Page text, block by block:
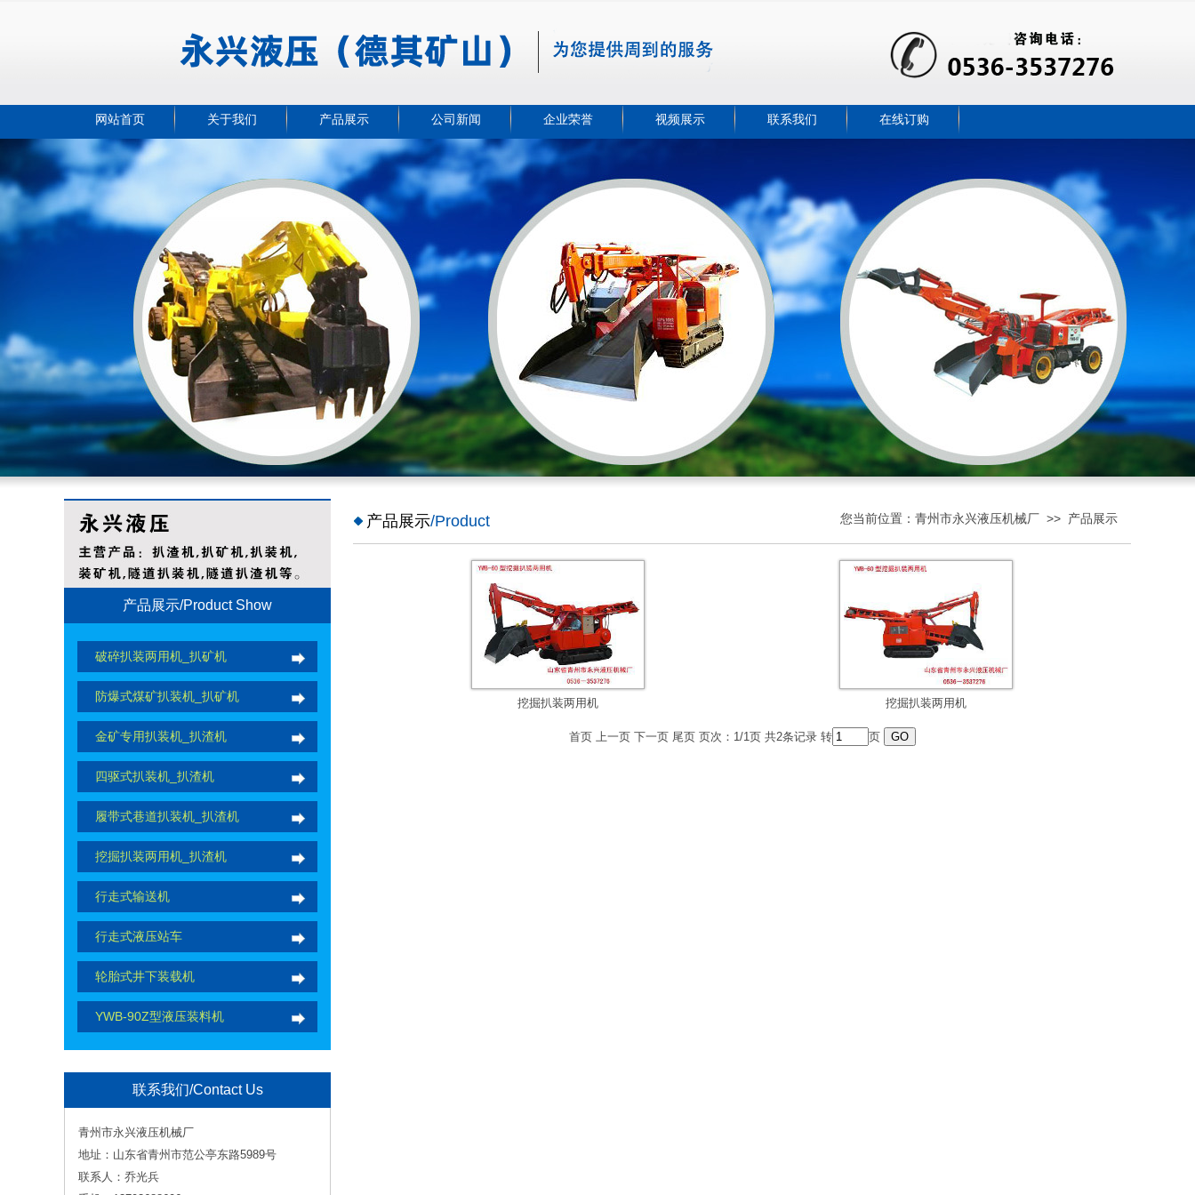
网站首页 关于我们 产品展示 公司新闻 企业荣誉 视频展示 联系我们 在线订购
产品展示/Product Show
破碎扒装两用机_扒矿机
防爆式煤矿扒装机_扒矿机
金矿专用扒装机_扒渣机
四驱式扒装机_扒渣机
履带式巷道扒装机_扒渣机
挖掘扒装两用机_扒渣机
行走式输送机
行走式液压站车
轮胎式井下装载机
YWB-90Z型液压装料机
联系我们/Contact Us
青州市永兴液压机械厂
地址：山东省青州市范公亭东路5989号
联系人：乔光兵
产品展示/Product 您当前位置： 青州市永兴液压机械厂 >> 产品展示
挖掘扒装两用机 挖掘扒装两用机
首页 上一页 下一页 尾页 页次：1/1页 共2条记录 转 页